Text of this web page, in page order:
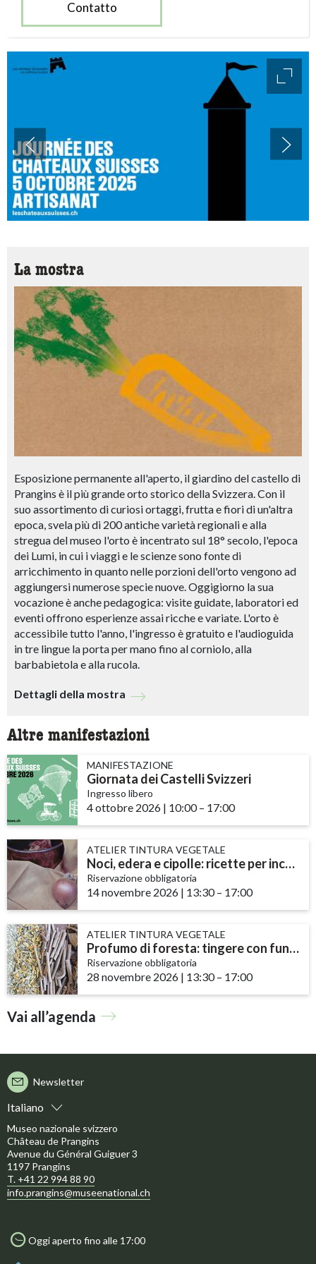
Contatto
La mostra
Esposizione permanente all'aperto, il giardino del castello di
Prangins è il più grande orto storico della Svizzera. Con il
suo assortimento di curiosi ortaggi, frutta e fiori di un'altra
epoca, svela più di 200 antiche varietà regionali e alla
stregua del museo l'orto è incentrato sul 18° secolo, l'epoca
dei Lumi, in cui i viaggi e le scienze sono fonte di
arricchimento in quanto nelle porzioni dell'orto vengono ad
aggiungersi numerose specie nuove. Oggigiorno la sua
vocazione è anche pedagogica: visite guidate, laboratori ed
eventi offrono esperienze assai ricche e variate. L'orto è
accessibile tutto l'anno, l'ingresso è gratuito e l'audioguida
in tre lingue la porta per mano fino al corniolo, alla
barbabietola e alla rucola.
Dettagli della mostra
Altre manifestazioni
MANIFESTAZIONE
Giornata dei Castelli Svizzeri
Ingresso libero
4 ottobre 2026 | 10:00accessibility.time_to
– 17:00
ATELIER TINTURA VEGETALE
Noci, edera e cipolle: ricette per inchiostri e tinture
Riservazione obbligatoria
14 novembre 2026 | 13:30accessibility.time_to
– 17:00
ATELIER TINTURA VEGETALE
Profumo di foresta: tingere con funghi e licheni
Riservazione obbligatoria
28 novembre 2026 | 13:30accessibility.time_to
– 17:00
Vai all’agenda
Italiano
Newsletter
Museo nazionale svizzero
Château de Prangins
Avenue du Général Guiguer 3
1197 Prangins
T. +41 22 994 88 90
info.prangins@museenational.ch
Oggi aperto fino alle 17:00